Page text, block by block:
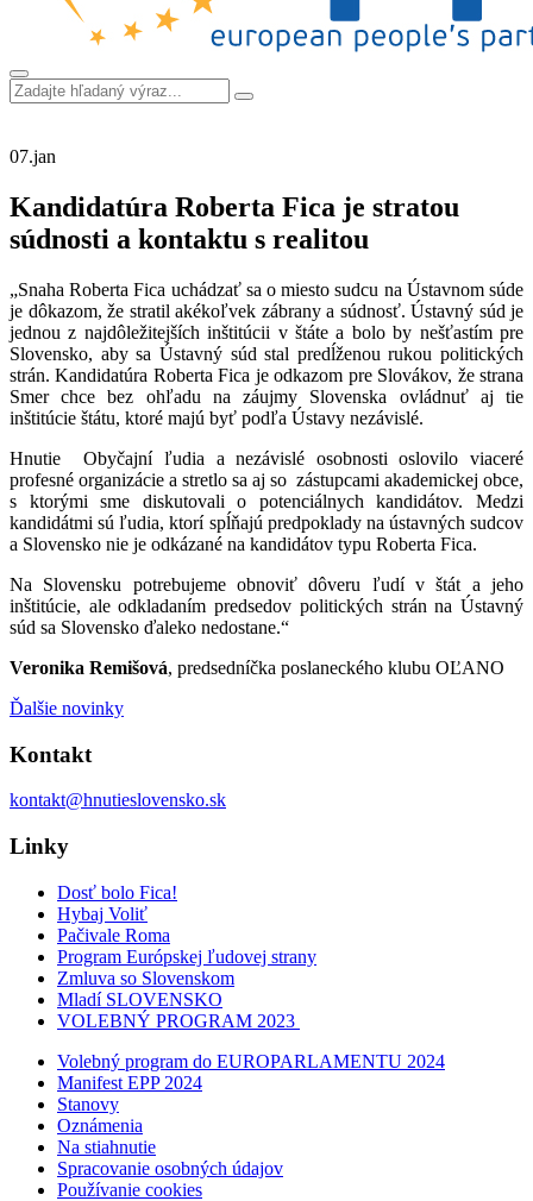
07.jan
Kandidatúra Roberta Fica je stratou
súdnosti a kontaktu s realitou
„Snaha Roberta Fica uchádzať sa o miesto sudcu na Ústavnom súde
je dôkazom, že stratil akékoľvek zábrany a súdnosť. Ústavný súd je
jednou z najdôležitejších inštitúcii v štáte a bolo by nešťastím pre
Slovensko, aby sa Ústavný súd stal predĺženou rukou politických
strán. Kandidatúra Roberta Fica je odkazom pre Slovákov, že strana
Smer chce bez ohľadu na záujmy Slovenska ovládnuť aj tie
inštitúcie štátu, ktoré majú byť podľa Ústavy nezávislé.
Hnutie Obyčajní ľudia a nezávislé osobnosti oslovilo viaceré
profesné organizácie a stretlo sa aj so zástupcami akademickej obce,
s ktorými sme diskutovali o potenciálnych kandidátov. Medzi
kandidátmi sú ľudia, ktorí spĺňajú predpoklady na ústavných sudcov
a Slovensko nie je odkázané na kandidátov typu Roberta Fica.
Na Slovensku potrebujeme obnoviť dôveru ľudí v štát a jeho
inštitúcie, ale odkladaním predsedov politických strán na Ústavný
súd sa Slovensko ďaleko nedostane.“
Veronika Remišová, predsedníčka poslaneckého klubu OĽANO
Ďalšie novinky
Kontakt
kontakt@hnutieslovensko.sk
Linky
Dosť bolo Fica!
Hybaj Voliť
Pačivale Roma
Program Európskej ľudovej strany
Zmluva so Slovenskom
Mladí SLOVENSKO
VOLEBNÝ PROGRAM 2023
Volebný program do EUROPARLAMENTU 2024
Manifest EPP 2024
Stanovy
Oznámenia
Na stiahnutie
Spracovanie osobných údajov
Používanie cookies